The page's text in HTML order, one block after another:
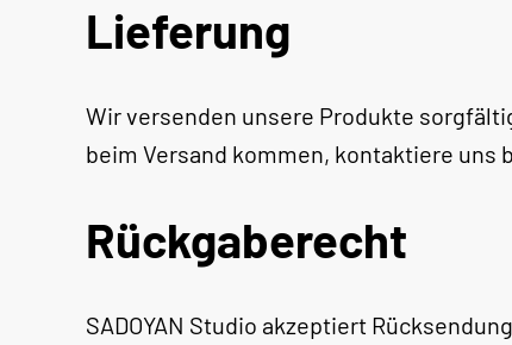
Lieferung
Wir versenden unsere Produkte
beim Versand kommen, kontaktiere
Rückgaberecht
SADOYAN Studio akzeptiert